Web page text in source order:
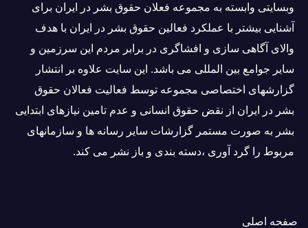
وبسايتى وابسته به مجموعه فعلان حقوق بشر در ایران برای
آشنایی بيشتر با عملکرد فعالین حقوق بشر در ایران با هدف
والاى آگاهى سازی و افشاگرى در برابر مردم این سرزمین و
ساير جوامع بین المللى می باشد. این سایت علاوه بر انتشار
گزارشهای اختصاصی مجموعه توسط فعاليت فعالان حقوق
بشر در ایران از نقض حقوق انسانی و عدم تامین نیازهای ابتدایی
بشر به صورت مستمر گزارشات سایر رسانه ها و سازمانهای
مربوط را گرد آوری ،دسته بندی و باز نشر می كند.
صفحه اصلی